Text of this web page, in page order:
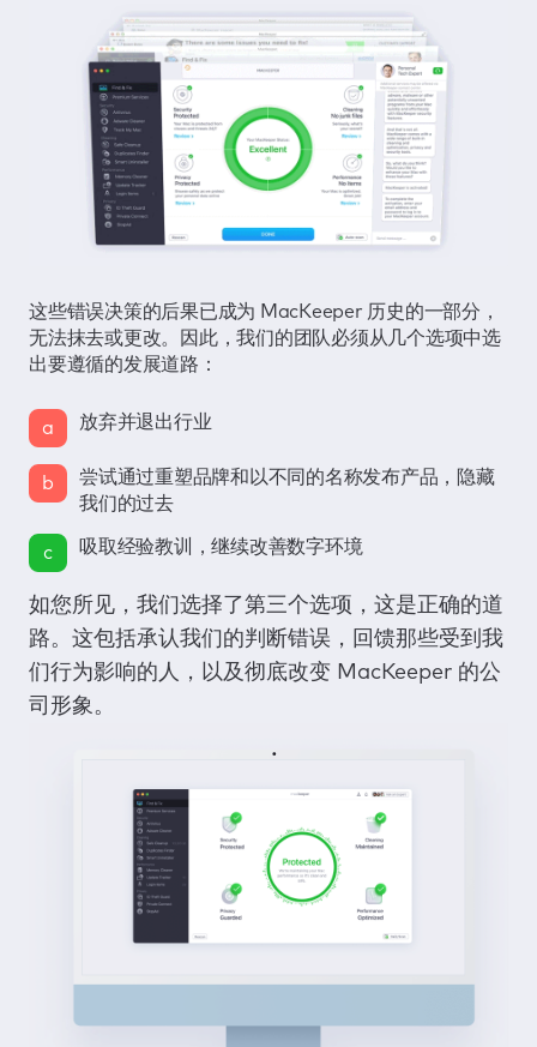
这些错误决策的后果已成为 MacKeeper 历史的一部分，
无法抹去或更改。因此，我们的团队必须从几个选项中选
出要遵循的发展道路：
a 放弃并退出行业
b
尝试通过重塑品牌和以不同的名称发布产品，隐藏
我们的过去
c 吸取经验教训，继续改善数字环境
如您所见，我们选择了第三个选项，这是正确的道
路。这包括承认我们的判断错误，回馈那些受到我
们行为影响的人，以及彻底改变 MacKeeper 的公
司形象。